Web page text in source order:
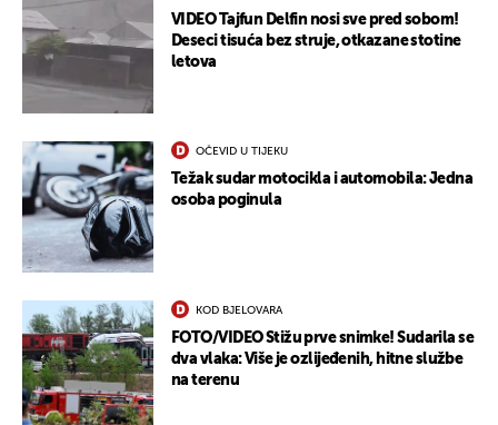
VIDEO Tajfun Delfin nosi sve pred sobom!
Deseci tisuća bez struje, otkazane stotine
letova
OČEVID U TIJEKU
Težak sudar motocikla i automobila: Jedna
osoba poginula
KOD BJELOVARA
FOTO/VIDEO Stižu prve snimke! Sudarila se
dva vlaka: Više je ozlijeđenih, hitne službe
na terenu